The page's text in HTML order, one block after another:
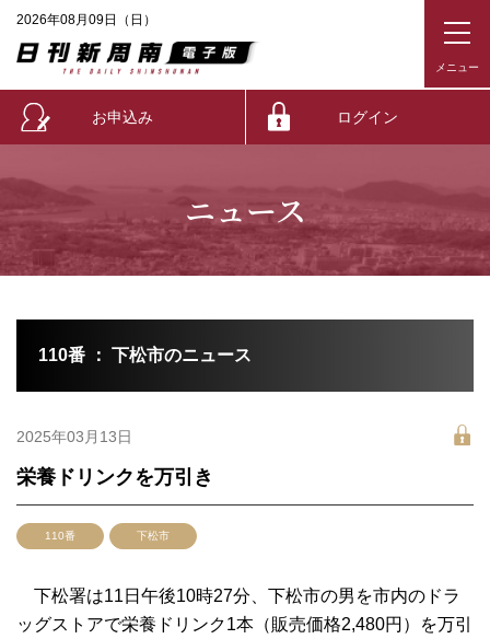
2026年08月09日（日）
お申込み ログイン
ニュース
110番 ： 下松市のニュース
2025年03月13日
栄養ドリンクを万引き
110番 下松市
下松署は11日午後10時27分、下松市の男を市内のドラ
ッグストアで栄養ドリンク1本（販売価格2,480円）を万引